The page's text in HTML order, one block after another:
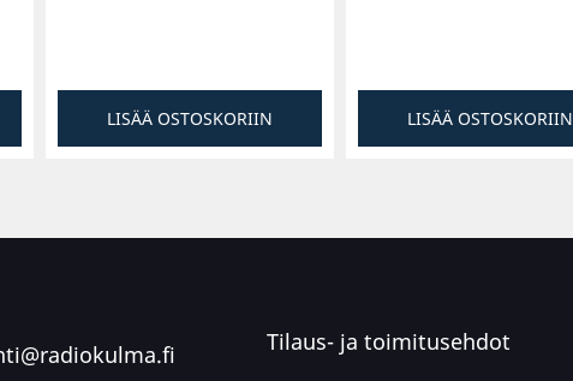
LISÄÄ OSTOSKORIIN LISÄÄ OSTOSKORIIN
Tilaus- ja toimitusehdot